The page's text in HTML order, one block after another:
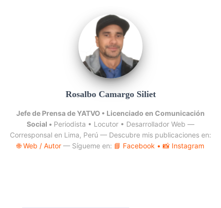
Rosalbo Camargo Siliet
Jefe de Prensa de YATVO • Licenciado en Comunicación
Social • Periodista • Locutor • Desarrollador Web —
Corresponsal en Lima, Perú — Descubre mis publicaciones en:
🌐 Web / Autor — Sígueme en: 📘 Facebook • 📸 Instagram